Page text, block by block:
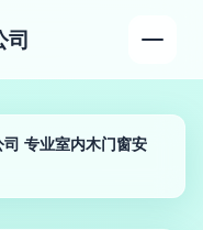
司
专业室内木门窗安